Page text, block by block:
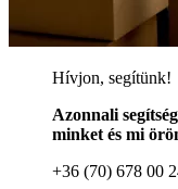
Hívjon, segítünk!
Azonnali
minket és mi
+36 (70) 678 00